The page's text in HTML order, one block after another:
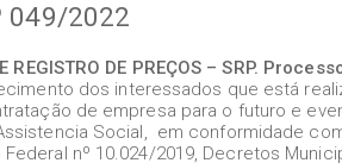
049/2022
DE PREÇOS – SRP.
dos interessados que está
de empresa para o futuro e
Social, em conformidade
nº 10.024/2019, Decretos